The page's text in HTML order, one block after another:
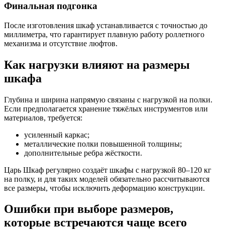
Финальная подгонка
После изготовления шкаф устанавливается с точностью до
миллиметра, что гарантирует плавную работу роллетного
механизма и отсутствие люфтов.
Как нагрузки влияют на размеры
шкафа
Глубина и ширина напрямую связаны с нагрузкой на полки.
Если предполагается хранение тяжёлых инструментов или
материалов, требуется:
усиленный каркас;
металлические полки повышенной толщины;
дополнительные ребра жёсткости.
Царь Шкаф регулярно создаёт шкафы с нагрузкой 80–120 кг
на полку, и для таких моделей обязательно рассчитываются
все размеры, чтобы исключить деформацию конструкции.
Ошибки при выборе размеров,
которые встречаются чаще всего